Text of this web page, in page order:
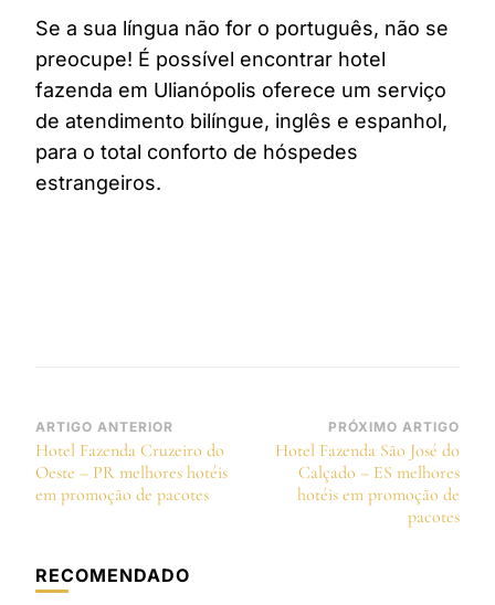
Se a sua língua não for o português, não se
preocupe! É possível encontrar hotel
fazenda em Ulianópolis oferece um serviço
de atendimento bilíngue, inglês e espanhol,
para o total conforto de hóspedes
estrangeiros.
Navegação
de
post
ARTIGO ANTERIOR
Hotel Fazenda Cruzeiro do
Oeste – PR melhores hotéis
em promoção de pacotes
PRÓXIMO ARTIGO
Hotel Fazenda São José do
Calçado – ES melhores
hotéis em promoção de
pacotes
RECOMENDADO